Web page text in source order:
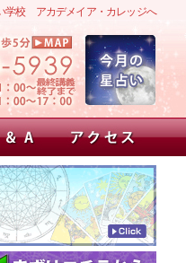
学校 アカデメイア・カレッジへ